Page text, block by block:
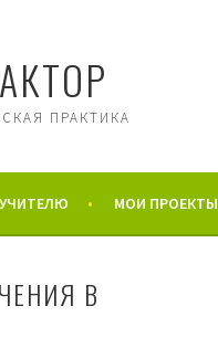
ПРАКТИКА
МОИ ПРОЕКТЫ
В